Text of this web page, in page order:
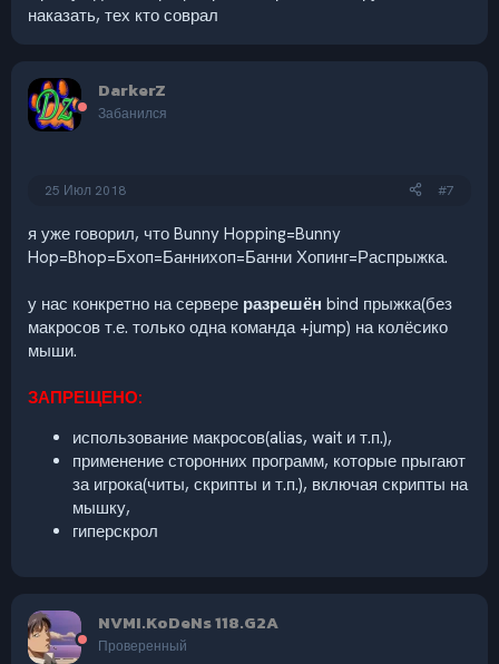
наказать, тех кто соврал
DarkerZ
Забанился
25 Июл 2018 #7
я уже говорил, что Bunny Hopping=Bunny
Hop=Bhop=Бхоп=Баннихоп=Банни Хопинг=Распрыжка.
у нас конкретно на сервере разрешён bind прыжка(без
макросов т.е. только одна команда +jump) на колёсико
мыши.
ЗАПРЕЩЕНО:
использование макросов(alias, wait и т.п.),
применение сторонних программ, которые прыгают
за игрока(читы, скрипты и т.п.), включая скрипты на
мышку,
гиперскрол
NVMI.KoDeNs 118.G2A
Проверенный